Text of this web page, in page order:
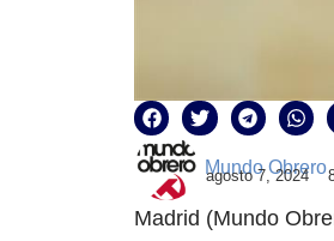
Mundo Obrero
agosto 7, 2024
Madrid (Mundo